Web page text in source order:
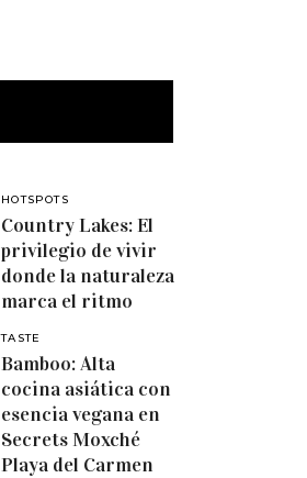
HOTSPOTS
Country Lakes: El
privilegio de vivir
donde la naturaleza
marca el ritmo
TASTE
Bamboo: Alta
cocina asiática con
esencia vegana en
Secrets Moxché
Playa del Carmen